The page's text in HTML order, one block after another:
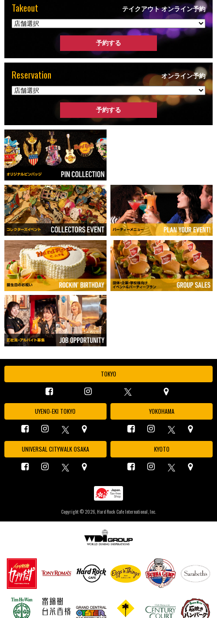
Takeout テイクアウト オンライン予約
Reservation オンライン予約
TOKYO
UYENO-EKI TOKYO YOKOHAMA
UNIVERSAL CITYWALK OSAKA KYOTO
Copyright © 2026, Hard Rock Cafe International, Inc.